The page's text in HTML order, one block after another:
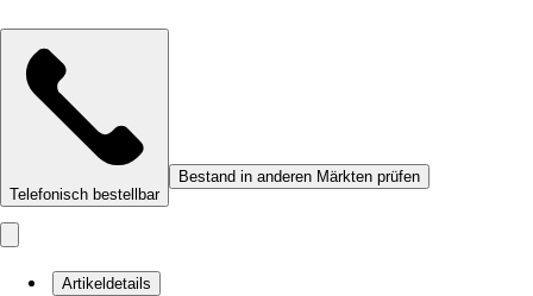
Telefonisch bestellbar
Bestand in anderen Märkten prüfen
Artikeldetails